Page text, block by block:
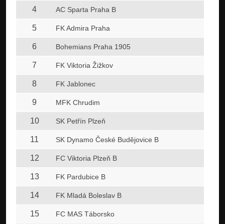
4 AC Sparta Praha B
5 FK Admira Praha
6 Bohemians Praha 1905
7 FK Viktoria Žižkov
8 FK Jablonec
9 MFK Chrudim
10 SK Petřín Plzeň
11 SK Dynamo České Budějovice B
12 FC Viktoria Plzeň B
13 FK Pardubice B
14 FK Mladá Boleslav B
15 FC MAS Táborsko